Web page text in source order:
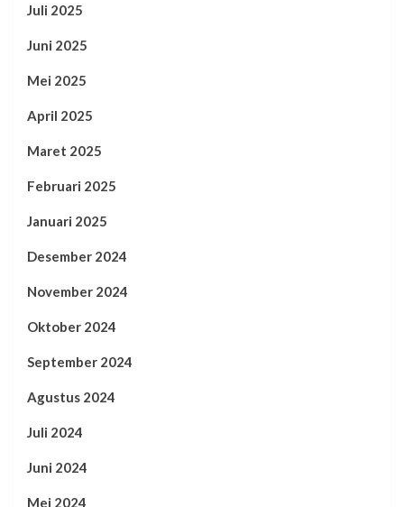
Juli 2025
Juni 2025
Mei 2025
April 2025
Maret 2025
Februari 2025
Januari 2025
Desember 2024
November 2024
Oktober 2024
September 2024
Agustus 2024
Juli 2024
Juni 2024
Mei 2024